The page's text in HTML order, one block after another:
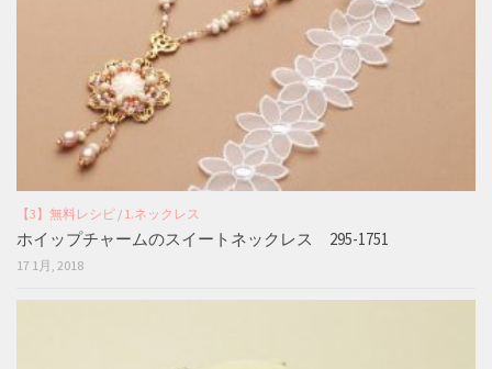
【3】無料レシピ / 1.ネックレス
ホイップチャームのスイートネックレス 295-1751
17 1月, 2018